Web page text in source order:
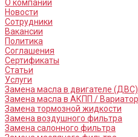
О компании
Новости
Сотрудники
Вакансии
Политика
Соглашения
Сертификаты
Статьи
Услуги
Замена масла в двигателе (ДВС)
Замена масла в АКПП /
Замена тормозной жидкости
Замена воздушного фильтра
Замена салонного фильтра